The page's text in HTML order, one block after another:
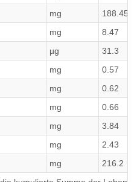
mg
188.45
mg
8.47
µg
31.3
mg
0.57
mg
0.62
mg
0.66
mg
3.84
mg
2.43
mg
216.2